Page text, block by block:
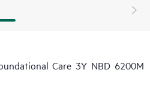
Care 3Y NBD 6200M